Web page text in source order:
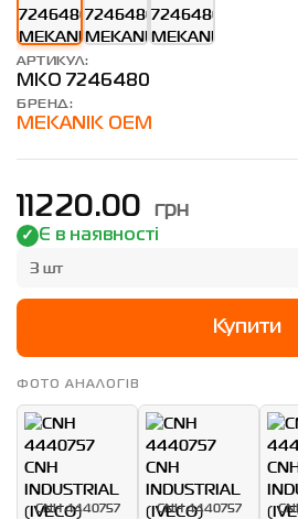
АРТИКУЛ:
MKO 7246480
БРЕНД:
MEKANIK OEM
11220.00 грн
Є в наявності
3 шт
Купити
ФОТО АНАЛОГІВ
CNH 4440757 CNH 4440757